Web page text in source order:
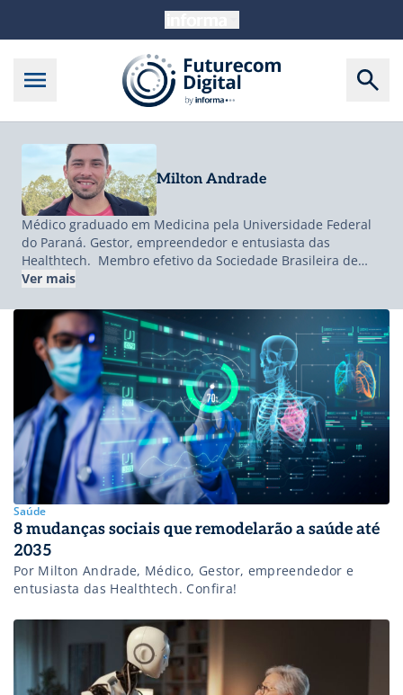
Milton Andrade
Médico graduado em Medicina pela Universidade Federal
do Paraná. Gestor, empreendedor e entusiasta das
Healthtech. Membro efetivo da Sociedade Brasileira de
Informática em Saúde. Gestor de projetos e estruturação
Médicas pela UFPR com tese focada em tecnologia
disruptiva no combate a Fraudes no Sistema de Saúde –
Blockchain. Especialização em Medicina de Urgência e
Medicina Intensiva pelo Hospital Albert Einstein. MBA em
Transformação Digital e Gestão de Tecnologias em Saúde.
iMBA pela Universidade de Columbia para o manejo e
planejamento de monitorização médica a distância.
Especialização em Inteligência Artificial Aplicada pela UFPR.
Ver mais
Saúde
8 mudanças sociais que remodelarão a saúde até
2035
Por Milton Andrade, Médico, Gestor, empreendedor e
entusiasta das Healthtech. Confira!